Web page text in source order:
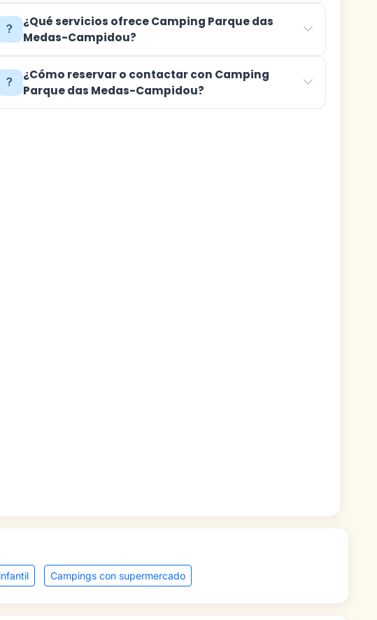
¿Qué servicios ofrece Camping Parque das
Medas-Campidou?
¿Cómo reservar o contactar con Camping
Parque das Medas-Campidou?
Campings con supermercado